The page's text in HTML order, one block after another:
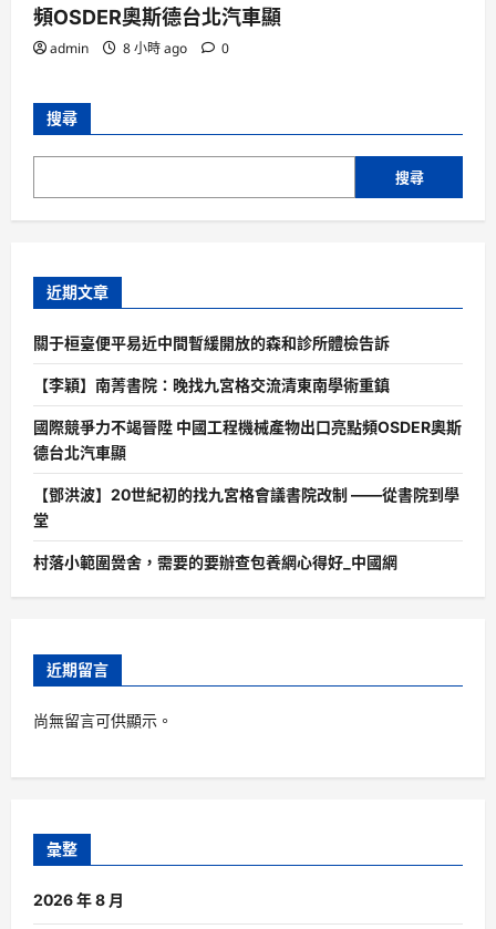
頻OSDER奧斯德台北汽車顯
admin 8 小時 ago 0
搜尋
搜尋
近期文章
關于桓臺便平易近中間暫緩開放的森和診所體檢告訴
【李穎】南菁書院：晚找九宮格交流清東南學術重鎮
國際競爭力不竭晉陞 中國工程機械產物出口亮點頻OSDER奧斯
德台北汽車顯
【鄧洪波】20世紀初的找九宮格會議書院改制 ——從書院到學
堂
村落小範圍黌舍，需要的要辦查包養網心得好_中國網
近期留言
尚無留言可供顯示。
彙整
2026 年 8 月